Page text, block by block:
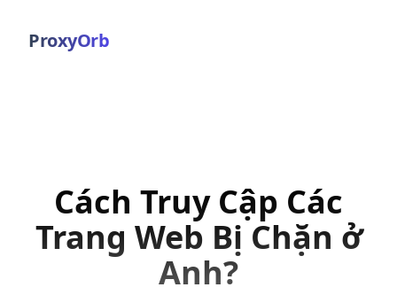
ProxyOrb
Cách Truy Cập Các
Trang Web Bị Chặn ở
Anh?